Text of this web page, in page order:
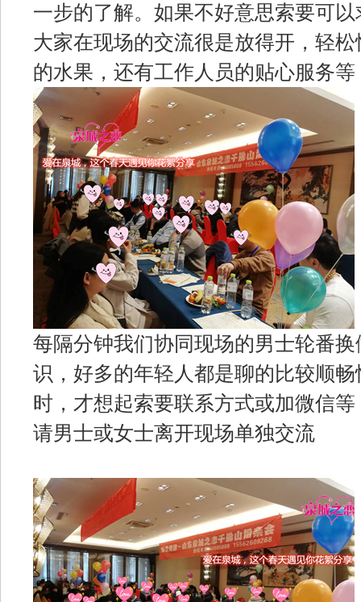
一步的了解。如果不好意思索要可
大家在现场的交流很是放得开，轻
的水果，还有工作人员的贴心服务等
每隔分钟我们协同现场的男士轮番
识，好多的年轻人都是聊的比较顺
时，才想起索要联系方式或加微信
请男士或女士离开现场单独交流